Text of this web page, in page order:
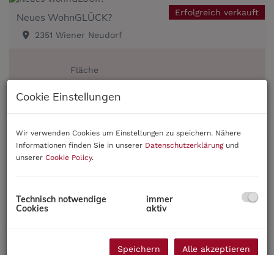
Erfolgreich verkauft
Neues WohnGLÜCK?
2351 Wiener Neudorf
Fläche
Erfolgreich verkauft
GRUNDlos?
Fläche
Cookie Einstellungen
Wir verwenden Cookies um Einstellungen zu speichern. Nähere
Informationen finden Sie in unserer Datenschutzerklärungund
unserer Cookie Policy.
Technisch notwendige
Cookies
immer
aktiv
Speichern Alle akzeptieren